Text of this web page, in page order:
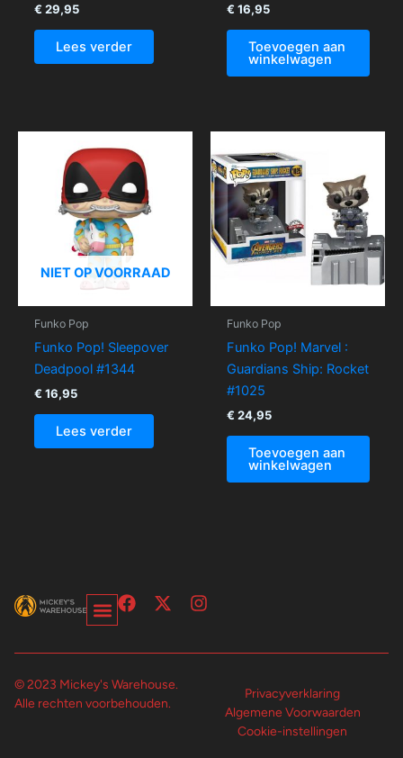
€ 29,95
Lees verder
€ 16,95
Toevoegen aan
winkelwagen
NIET OP VOORRAAD
Funko Pop
Funko Pop! Sleepover
Deadpool #1344
€ 16,95
Lees verder
Funko Pop
Funko Pop! Marvel :
Guardians Ship: Rocket
#1025
€ 24,95
Toevoegen aan
winkelwagen
F
e
o
o
X
w
t
t
I
t
© 2023 Mickey's Warehouse.
Alle rechten voorbehouden.
Privacyverklaring
Algemene Voorwaarden
Cookie-instellingen